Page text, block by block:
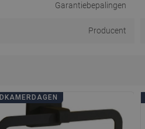
Garantiebepalingen
Producent